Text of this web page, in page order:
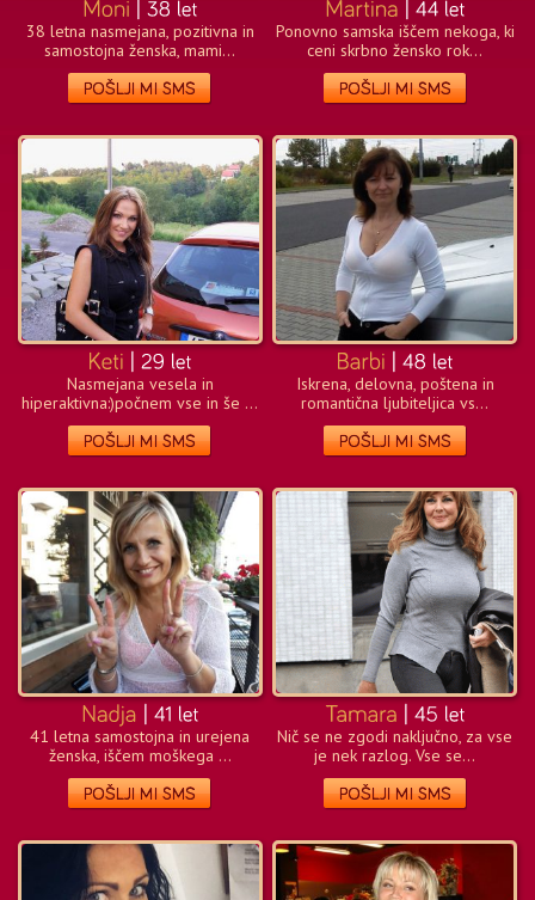
38 letna nasmejana, pozitivna in
samostojna ženska, mami...
Ponovno samska iščem nekoga, ki
ceni skrbno žensko rok...
Nasmejana vesela in
hiperaktivna:)počnem vse in še ...
Iskrena, delovna, poštena in
romantična ljubiteljica vs...
41 letna samostojna in urejena
ženska, iščem moškega ...
Nič se ne zgodi naključno, za vse
je nek razlog. Vse se...